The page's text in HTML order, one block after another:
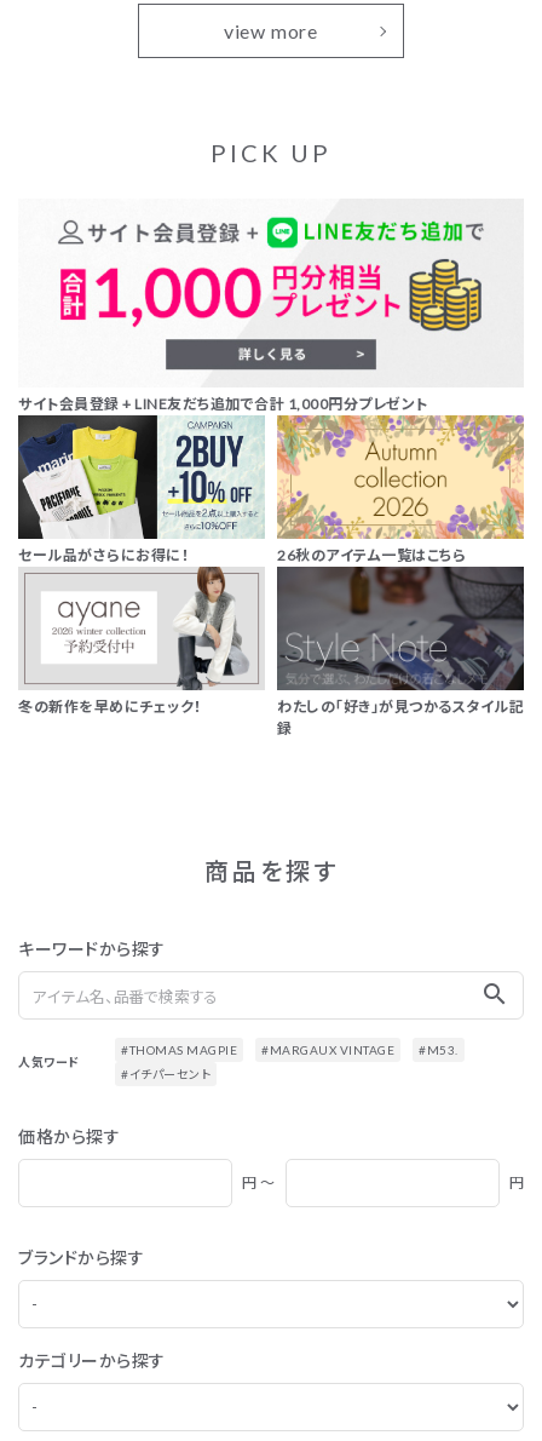
view more
PICK UP
サイト会員登録 + LINE友だち追加で合計 1,000円分プレゼント
セール品がさらにお得に！ 26秋のアイテム一覧はこちら
冬の新作を早めにチェック！
わたしの「好き」が見つかるスタイル記
録
商品を探す
キーワードから探す
search
人気ワード
#THOMAS MAGPIE #MARGAUX VINTAGE
#M53.
#イチパーセント
価格から探す
円 ～ 円
ブランドから探す
カテゴリーから探す